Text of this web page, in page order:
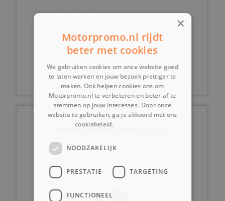
€ 4,99
voorvork rubber sleeve (122-2-A)
×
Motorpromo.nl rijdt
beter met cookies
We gebruiken cookies om onze website goed
te laten werken en jouw bezoek prettiger te
maken. Ook helpen cookies ons om
Motorpromo.nl te verbeteren en beter af te
stemmen op jouw interesses. Door onze
website te gebruiken, ga je akkoord met ons
cookiebeleid.
NOODZAKELIJK
PRESTATIE TARGETING
FUNCTIONEEL